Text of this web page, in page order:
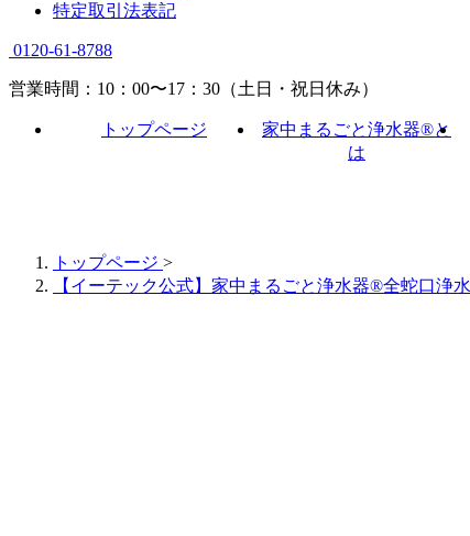
特定取引法表記
0120-61-8788
営業時間：10：00〜17：30（土日・祝日休み）
トップページ
家中まるごと浄水器®と
は
トップページ >
【イーテック公式】家中まるごと浄水器®全蛇口浄水